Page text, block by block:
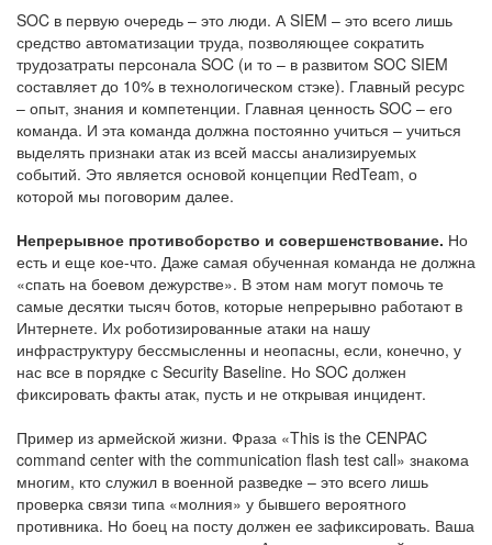
SOC в первую очередь – это люди. А SIEM – это всего лишь
средство автоматизации труда, позволяющее сократить
трудозатраты персонала SOC (и то – в развитом SOC SIEM
составляет до 10% в технологическом стэке). Главный ресурс
– опыт, знания и компетенции. Главная ценность SOC – его
команда. И эта команда должна постоянно учиться – учиться
выделять признаки атак из всей массы анализируемых
событий. Это является основой концепции RedTeam, о
которой мы поговорим далее.
Непрерывное противоборство и совершенствование. Но
есть и еще кое-что. Даже самая обученная команда не должна
«спать на боевом дежурстве». В этом нам могут помочь те
самые десятки тысяч ботов, которые непрерывно работают в
Интернете. Их роботизированные атаки на нашу
инфраструктуру бессмысленны и неопасны, если, конечно, у
нас все в порядке с Security Baseline. Но SOC должен
фиксировать факты атак, пусть и не открывая инцидент.
Пример из армейской жизни. Фраза «This is the CENPAC
command center with the communication flash test call» знакома
многим, кто служил в военной разведке – это всего лишь
проверка связи типа «молния» у бывшего вероятного
противника. Но боец на посту должен ее зафиксировать. Ваша